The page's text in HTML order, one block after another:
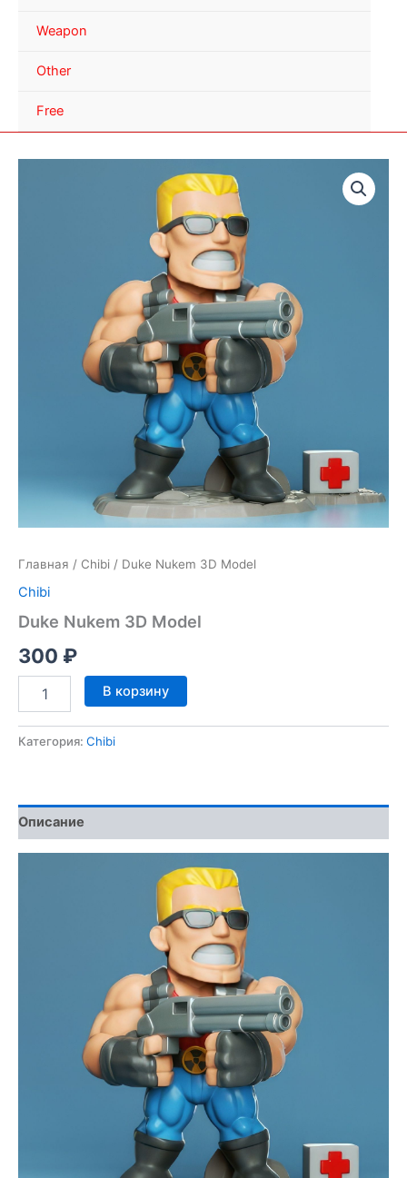
Weapon
Other
Free
Главная / Chibi / Duke Nukem 3D Model
Chibi
Duke Nukem 3D Model
300 ₽
Количество
товара
Nukem
В корзину
Категория: Chibi
Описание